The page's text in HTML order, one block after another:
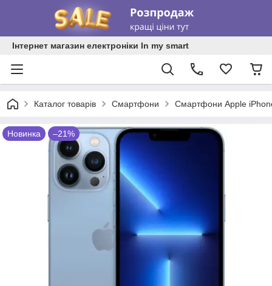
Інтернет магазин електроніки In my smart
Каталог товарів Смартфони Смартфони Apple
Новинка –21%